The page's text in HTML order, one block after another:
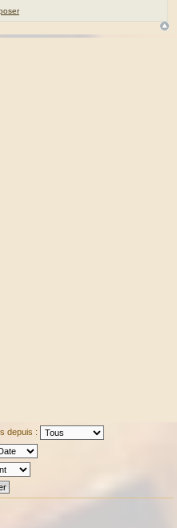
depuis :